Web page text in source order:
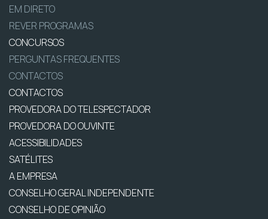
EM DIRETO
REVER PROGRAMAS
CONCURSOS
PERGUNTAS FREQUENTES
CONTACTOS
CONTACTOS
PROVEDORA DO TELESPECTADOR
PROVEDORA DO OUVINTE
ACESSIBILIDADES
SATÉLITES
A EMPRESA
CONSELHO GERAL INDEPENDENTE
CONSELHO DE OPINIÃO